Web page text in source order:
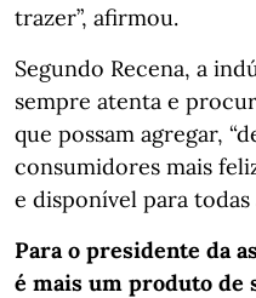
trazer”, afirmou.
Segundo Recena, a
sempre atenta e
que possam agregar,
consumidores mais
e disponível para todas
Para o presidente da
é mais um produto de